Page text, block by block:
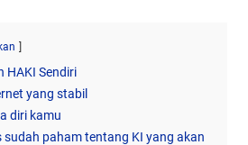
HAKI Sendiri
yang stabil
diri kamu
sudah paham tentang KI yang akan